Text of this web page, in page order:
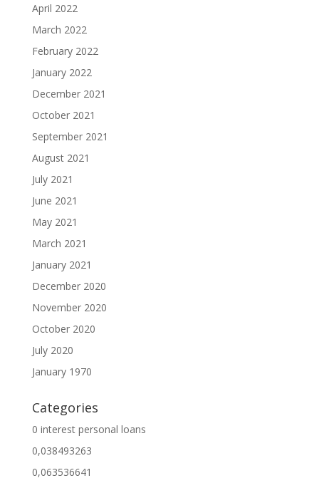
April 2022
March 2022
February 2022
January 2022
December 2021
October 2021
September 2021
August 2021
July 2021
June 2021
May 2021
March 2021
January 2021
December 2020
November 2020
October 2020
July 2020
January 1970
Categories
0 interest personal loans
0,038493263
0,063536641